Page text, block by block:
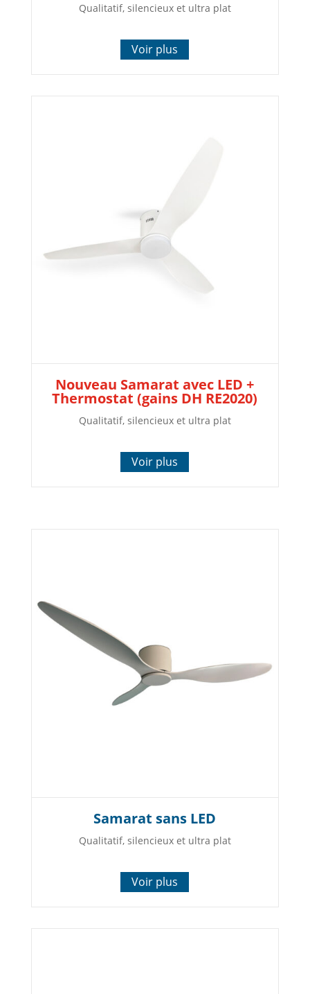
Qualitatif, silencieux et ultra plat
Voir plus
Nouveau Samarat avec LED +
Thermostat (gains DH RE2020)
Qualitatif, silencieux et ultra plat
Voir plus
Samarat sans LED
Qualitatif, silencieux et ultra plat
Voir plus